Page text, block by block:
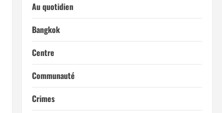
Au quotidien
Bangkok
Centre
Communauté
Crimes